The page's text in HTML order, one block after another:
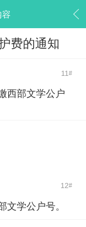
容
费的通知
11#
西部文学公户
12#
文学公户号。